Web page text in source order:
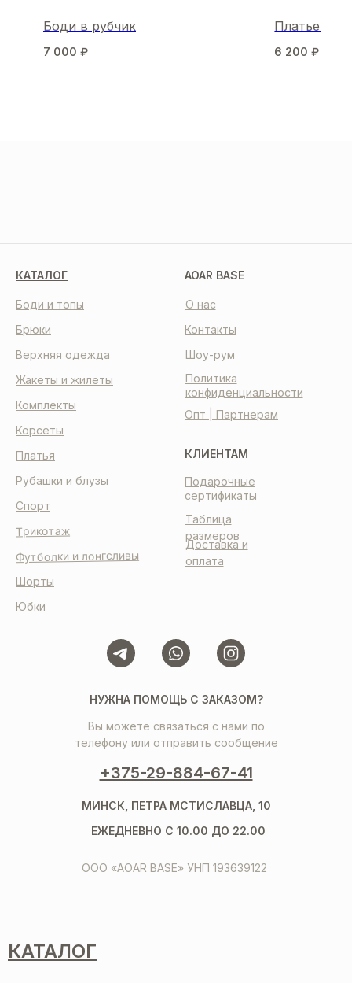
Боди в рубчик
7 000 ₽
Платье Liam
6 200 ₽
КАТАЛОГ
КЛИЕНТАМ
Таблица
размеров
Доставка и
оплата
Подарочные
сертификаты
НУЖНА ПОМОЩЬ С ЗАКАЗОМ?
Вы можете связаться с нами по
телефону или отправить сообщение
+375-29-884-67-41
ООО «AOAR BASE» УНП 193639122
МИНСК, ПЕТРА МСТИСЛАВЦА, 10
ЕЖЕДНЕВНО С 10.00 ДО 22.00
AOAR BASE
О нас
Контакты
Шоу-рум
Политика
конфиденциальности
Опт | Партнерам
Корсеты
Платья
Боди и топы
Комплекты
Шорты
Спорт
Рубашки и блузы
Брюки
Жакеты и жилеты
Трикотаж
Футболки и лонгсливы
Верхняя одежда
Юбки
КАТАЛОГ